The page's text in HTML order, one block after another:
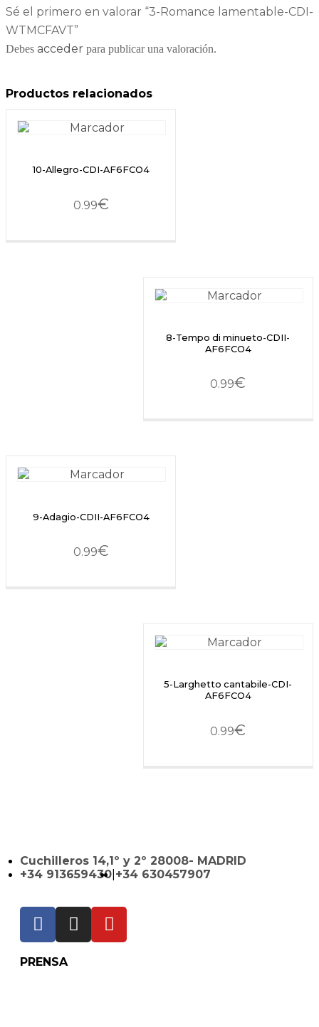
Sé el primero en valorar “3-Romance lamentable-CDI-
WTMCFAVT”
Debes acceder para publicar una valoración.
Productos relacionados
10-Allegro-CDI-AF6FCO4
0.99€
8-Tempo di minueto-CDII-
AF6FCO4
0.99€
9-Adagio-CDII-AF6FCO4
0.99€
5-Larghetto cantabile-CDI-
AF6FCO4
0.99€
Cuchilleros 14,1º y 2º 28008- MADRID
+34 913659430 +34 630457907
PRENSA